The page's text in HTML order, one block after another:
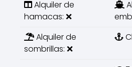
Alquiler de
hamacas: ❌
Alquiler de
sombrillas: ❌